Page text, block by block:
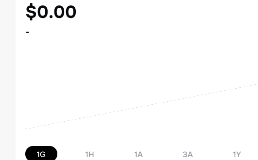
$0.00
-
1G 1H 1A 3A 1Y